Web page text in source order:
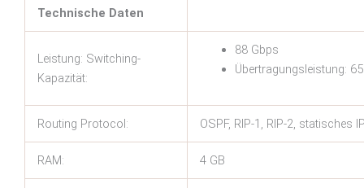
Technische Daten
Leistung: Switching-
Kapazität:
88 Gbps
Übertragungsleistung:
Routing Protocol: OSPF, RIP-1, RIP-2, statisches
RAM: 4 GB